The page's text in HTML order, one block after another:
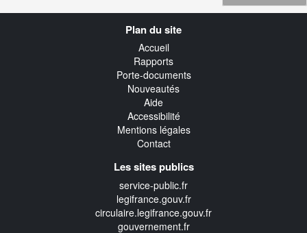
Plan du site
Accueil
Rapports
Porte-documents
Nouveautés
Aide
Accessibilité
Mentions légales
Contact
Les sites publics
service-public.fr
legifrance.gouv.fr
circulaire.legifrance.gouv.fr
gouvernement.fr